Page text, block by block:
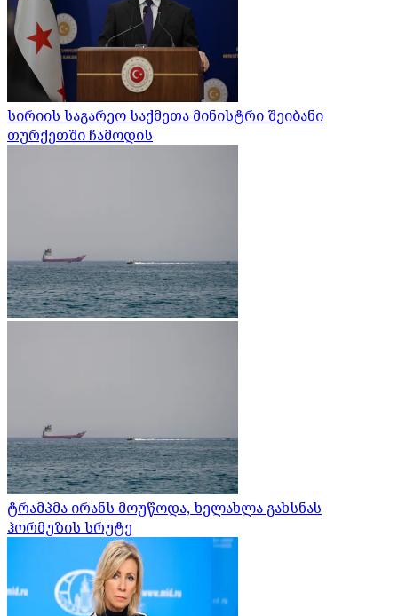
სირიის საგარეო საქმეთა მინისტრი შეიბანი
თურქეთში ჩამოდის
ტრამპმა ირანს მოუწოდა, ხელახლა გახსნას
ჰორმუზის სრუტე